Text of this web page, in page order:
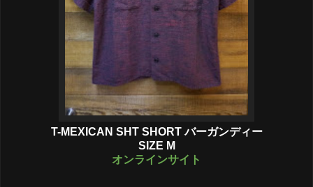
T-MEXICAN SHT SHORT バーガンディー
SIZE M
オンラインサイト